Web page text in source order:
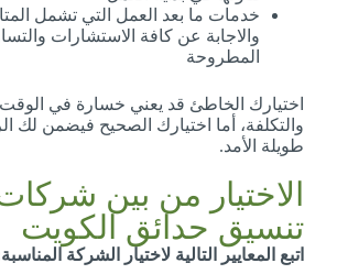
خدمات ما بعد العمل التي تشمل
والاجابة عن كافة الاستشارات
المطروحة
اختيارك الخاطئ قد يعني خسارة في الوقت
والتكلفة، أما اختيارك الصحيح فيضمن لك
طويلة الأمد.
الاختيار من بين
تنسيق حدائق الكويت
اتبع المعايير التالية لاختيار الشركة